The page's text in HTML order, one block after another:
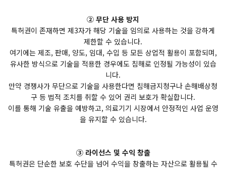
② 무단 사용 방지
특허권이 존재하면 제3자가 해당 기술을 임의로 사용하는 것을 강하게
제한할 수 있습니다.
여기에는 제조, 판매, 양도, 임대, 수입 등 모든 상업적 활용이 포함되며,
유사한 방식으로 기술을 적용한 경우에도 침해로 인정될 가능성이 있습
니다.
만약 경쟁사가 무단으로 기술을 사용한다면 침해금지청구나 손해배상청
구 등 법적 조치를 취할 수 있어 권리 보호가 확실합니다.
이를 통해 기술 유출을 예방하고, 의료기기 시장에서 안정적인 사업 운영
을 유지할 수 있습니다.
③ 라이선스 및 수익 창출
특허권은 단순한 보호 수단을 넘어 수익을 창출하는 자산으로 활용될 수